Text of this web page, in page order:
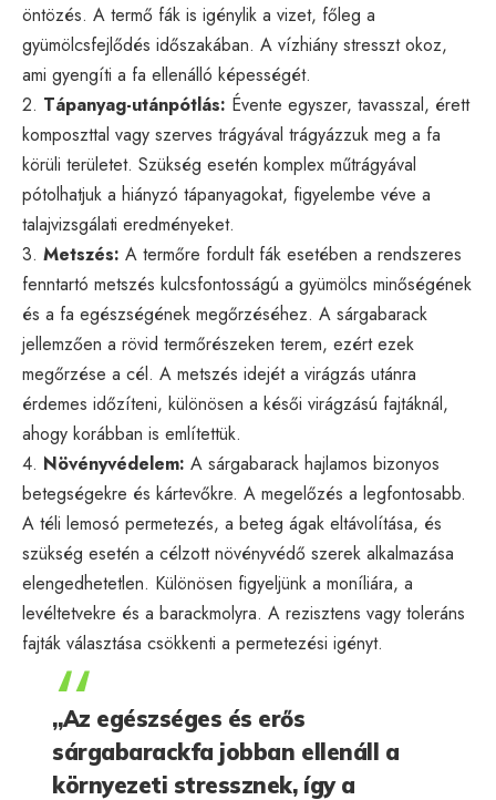
öntözés. A termő fák is igénylik a vizet, főleg a
gyümölcsfejlődés időszakában. A vízhiány stresszt okoz,
ami gyengíti a fa ellenálló képességét.
2. Tápanyag-utánpótlás: Évente egyszer, tavasszal, érett
komposzttal vagy szerves trágyával trágyázzuk meg a fa
körüli területet. Szükség esetén komplex műtrágyával
pótolhatjuk a hiányzó tápanyagokat, figyelembe véve a
talajvizsgálati eredményeket.
3. Metszés: A termőre fordult fák esetében a rendszeres
fenntartó metszés kulcsfontosságú a gyümölcs minőségének
és a fa egészségének megőrzéséhez. A sárgabarack
jellemzően a rövid termőrészeken terem, ezért ezek
megőrzése a cél. A metszés idejét a virágzás utánra
érdemes időzíteni, különösen a késői virágzású fajtáknál,
ahogy korábban is említettük.
4. Növényvédelem: A sárgabarack hajlamos bizonyos
betegségekre és kártevőkre. A megelőzés a legfontosabb.
A téli lemosó permetezés, a beteg ágak eltávolítása, és
szükség esetén a célzott növényvédő szerek alkalmazása
elengedhetetlen. Különösen figyeljünk a moníliára, a
levéltetvekre és a barackmolyra. A rezisztens vagy toleráns
fajták választása csökkenti a permetezési igényt.
„Az egészséges és erős
sárgabarackfa jobban ellenáll a
környezeti stressznek, így a